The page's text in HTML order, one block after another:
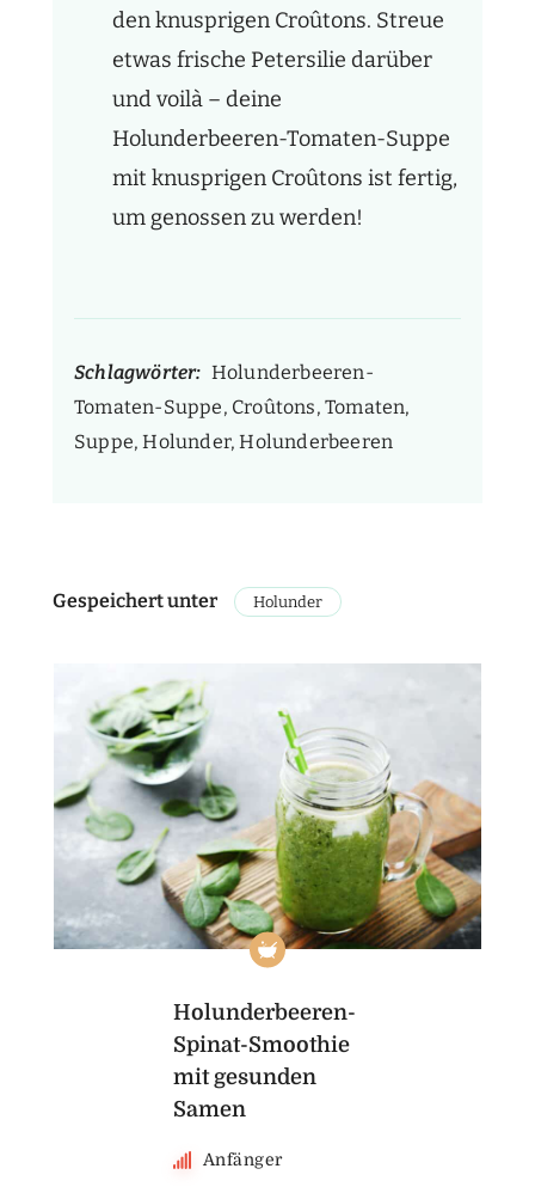
den knusprigen Croûtons. Streue
etwas frische Petersilie darüber
und voilà – deine
Holunderbeeren-Tomaten-Suppe
mit knusprigen Croûtons ist fertig,
um genossen zu werden!
Schlagwörter: Holunderbeeren-
Tomaten-Suppe, Croûtons, Tomaten,
Suppe, Holunder, Holunderbeeren
Gespeichert unter Holunder
Holunderbeeren-
Spinat-Smoothie
mit gesunden
Samen
Anfänger